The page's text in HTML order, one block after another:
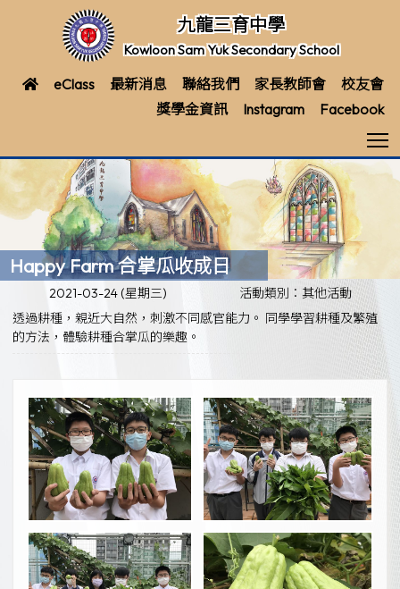
九龍三育中學
Kowloon Sam Yuk Secondary School
eClass 最新消息 聯絡我們 家長教師會
校友會
獎學金資訊
Instagram Facebook
Happy Farm 合掌瓜收成日
2021-03-24 (星期三)
活動類別：其他活動
透過耕種，親近大自然，刺激不同感官能力。 同學學習耕種及繁殖
的方法，體驗耕種合掌瓜的樂趣。